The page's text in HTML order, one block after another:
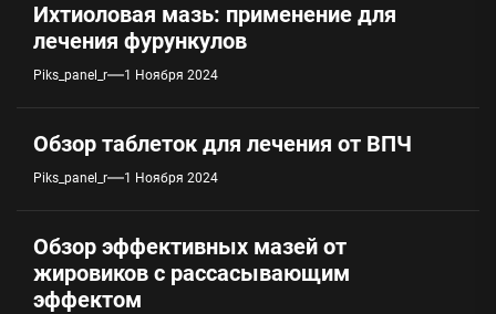
Ихтиоловая мазь: применение для
лечения фурункулов
Piks_panel_r 1 Ноября 2024
Обзор таблеток для лечения от ВПЧ
Piks_panel_r 1 Ноября 2024
Обзор эффективных мазей от
жировиков с рассасывающим
эффектом